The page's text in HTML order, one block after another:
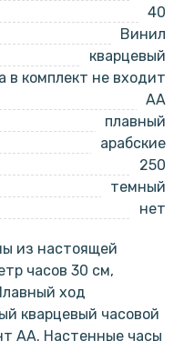
40
Винил
кварцевый
в комплект не входит
AA
плавный
арабские
250
темный
нет
из настоящей
часов 30 см,
ход
кварцевый часовой
АА. Настенные часы